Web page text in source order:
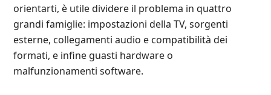
orientarti, è utile dividere il problema in quattro
grandi famiglie: impostazioni della TV, sorgenti
esterne, collegamenti audio e compatibilità dei
formati, e infine guasti hardware o
malfunzionamenti software.